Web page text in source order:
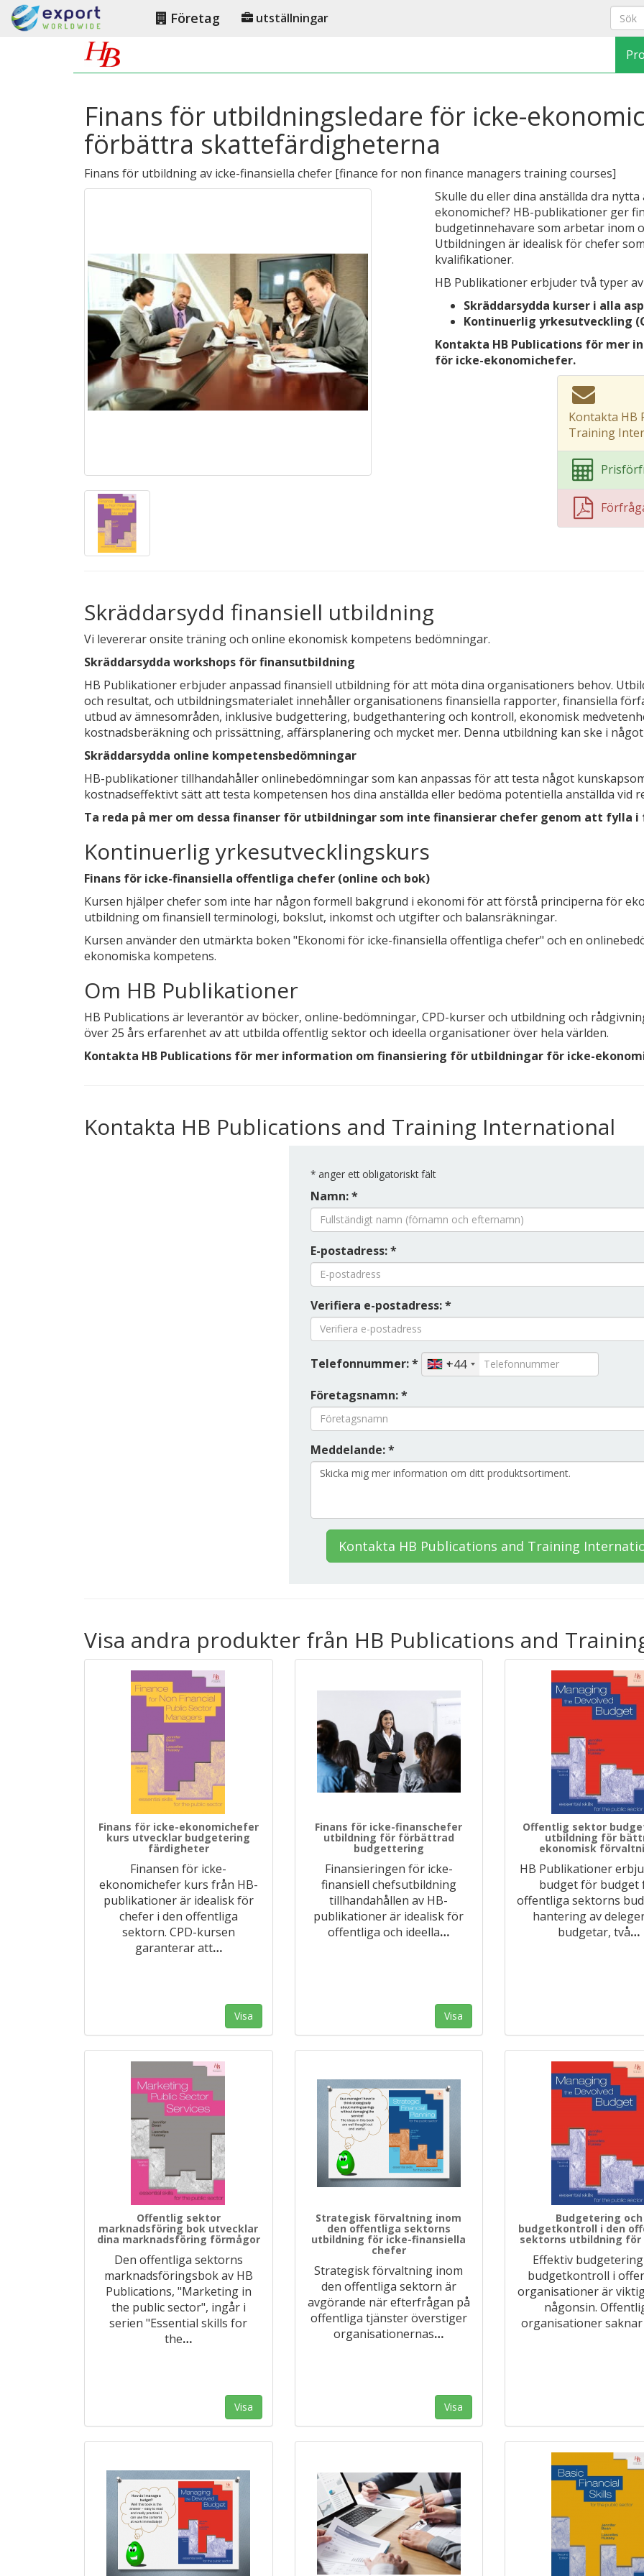
Företag utställningar
Finans för utbildningsledare för icke-
förbättra skattefärdigheterna
Finans för utbildning av icke-finansiella chefer [finance for non finance managers training courses]
Skulle du eller dina anställda dra
ekonomichef? HB-publikationer ger
budgetinnehavare som arbetar inom
Utbildningen är idealisk för chefer
kvalifikationer.
HB Publikationer erbjuder två typer
Skräddarsydda kurser i alla
Kontinuerlig yrkesutveckling
Kontakta HB Publications för mer
för icke-ekonomichefer.
Kontakta HB
Training
Skräddarsydd finansiell utbildning
Vi levererar onsite träning och online ekonomisk kompetens bedömningar.
Skräddarsydda workshops för finansutbildning
HB Publikationer erbjuder anpassad finansiell utbildning för att möta dina organisationers behov.
och resultat, och utbildningsmaterialet innehåller organisationens finansiella rapporter, finansiella
utbud av ämnesområden, inklusive budgettering, budgethantering och kontroll, ekonomisk
kostnadsberäkning och prissättning, affärsplanering och mycket mer. Denna utbildning kan ske i
Skräddarsydda online kompetensbedömningar
HB-publikationer tillhandahåller onlinebedömningar som kan anpassas för att testa något
kostnadseffektivt sätt att testa kompetensen hos dina anställda eller bedöma potentiella anställda vid
Ta reda på mer om dessa finanser för utbildningar som inte finansierar chefer genom att fylla
Kontinuerlig yrkesutvecklingskurs
Finans för icke-finansiella offentliga chefer (online och bok)
Kursen hjälper chefer som inte har någon formell bakgrund i ekonomi för att förstå principerna för
utbildning om finansiell terminologi, bokslut, inkomst och utgifter och balansräkningar.
Kursen använder den utmärkta boken "Ekonomi för icke-finansiella offentliga chefer" och en
ekonomiska kompetens.
Om HB Publikationer
HB Publications är leverantör av böcker, online-bedömningar, CPD-kurser och utbildning och
över 25 års erfarenhet av att utbilda offentlig sektor och ideella organisationer över hela världen.
Kontakta HB Publications för mer information om finansiering för utbildningar för icke-
Kontakta HB Publications and Training International
* anger ett obligatoriskt fält
Namn: *
E-postadress: *
Verifiera e-postadress: *
Telefonnummer: *
+44
Företagsnamn: *
Meddelande: *
Kontakta HB Publications and Training
Visa andra produkter från HB Publications and
Finans för icke-ekonomichefer
kurs utvecklar budgetering
färdigheter
Finansen för icke-
ekonomichefer kurs från HB-
publikationer är idealisk för
chefer i den offentliga
sektorn. CPD-kursen
garanterar att…
Visa
Finans för icke-finanschefer
utbildning för förbättrad
budgettering
Finansieringen för icke-
finansiell chefsutbildning
tillhandahållen av HB-
publikationer är idealisk för
offentliga och ideella…
Visa
Offentlig sektor
utbildning för
ekonomisk
HB Publikationer
budget för budget
offentliga sektorns
hantering av
budgetar, två…
Offentlig sektor
marknadsföring bok utvecklar
dina marknadsföring förmågor
Den offentliga sektorns
marknadsföringsbok av HB
Publications, "Marketing in
the public sector", ingår i
serien "Essential skills for
the…
Visa
Strategisk förvaltning inom
den offentliga sektorns
utbildning för icke-finansiella
chefer
Strategisk förvaltning inom
den offentliga sektorn är
avgörande när efterfrågan på
offentliga tjänster överstiger
organisationernas…
Visa
Budgetering och
budgetkontroll i den
sektorns utbildning för
Effektiv
budgetkontroll i
organisationer är
någonsin.
organisationer